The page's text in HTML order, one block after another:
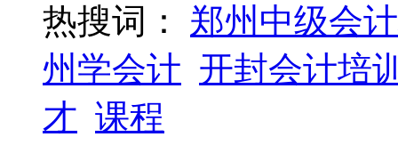
热搜词： 郑州中级会
州学会计 开封会计培
才 课程